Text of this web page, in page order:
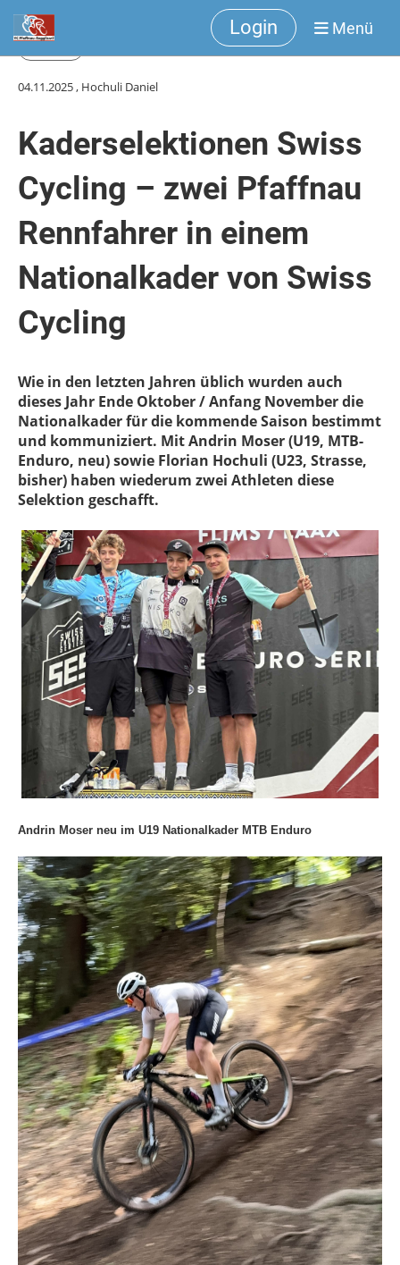
Login Menü
04.11.2025, Hochuli Daniel
Kaderselektionen Swiss
Cycling – zwei Pfaffnau
Rennfahrer in einem
Nationalkader von Swiss
Cycling
Wie in den letzten Jahren üblich wurden auch
dieses Jahr Ende Oktober / Anfang November die
Nationalkader für die kommende Saison bestimmt
und kommuniziert. Mit Andrin Moser (U19, MTB-
Enduro, neu) sowie Florian Hochuli (U23, Strasse,
bisher) haben wiederum zwei Athleten diese
Selektion geschafft.
Andrin Moser neu im U19 Nationalkader MTB Enduro